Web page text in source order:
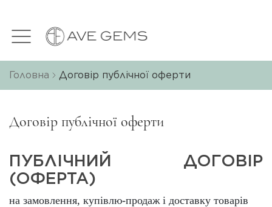
Головна Договір публічної оферти
Договір публічної оферти
ПУБЛІЧНИЙ ДОГОВІР
(ОФЕРТА)
на замовлення, купівлю-продаж і доставку товарів